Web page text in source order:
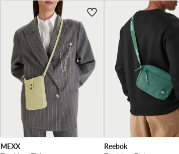
MEXX
Reebok